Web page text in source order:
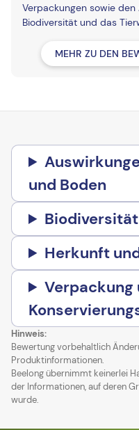
Verpackungen sowie
Biodiversität und das
MEHR ZU DEN
und Boden
Herkunft
Verpackung
Hinweis:
Bewertung vorbehaltlich
Produktinformationen.
Beelong übernimmt keinerlei
der Informationen, auf deren
wurde.